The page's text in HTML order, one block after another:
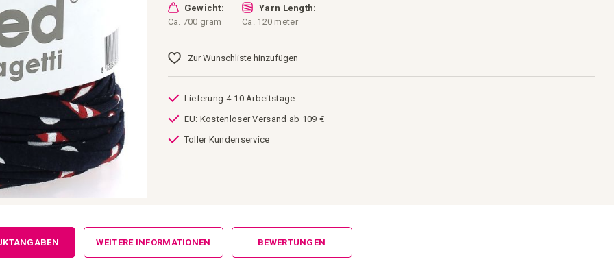
Gewicht:
Ca. 700 gram
Yarn Length:
Ca. 120 meter
Zur Wunschliste hinzufügen
Lieferung 4-10 Arbeitstage
EU: Kostenloser Versand ab 109 €
Toller Kundenservice
WEITERE INFORMATIONEN BEWERTUNGEN